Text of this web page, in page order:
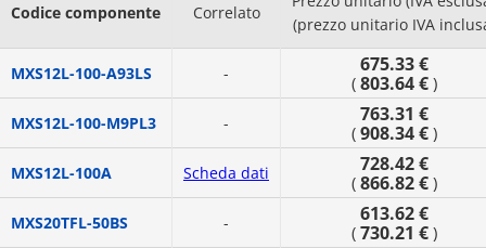
Codice componente Correlato
(prezzo unitario IVA
MXS12L-100-A93LS - 675.33 €
( 803.64 €)
MXS12L-100-M9PL3 - 763.31 €
( 908.34 €)
MXS12L-100A Scheda dati 728.42 €
( 866.82 €)
MXS20TFL-50BS - 613.62 €
( 730.21 €)